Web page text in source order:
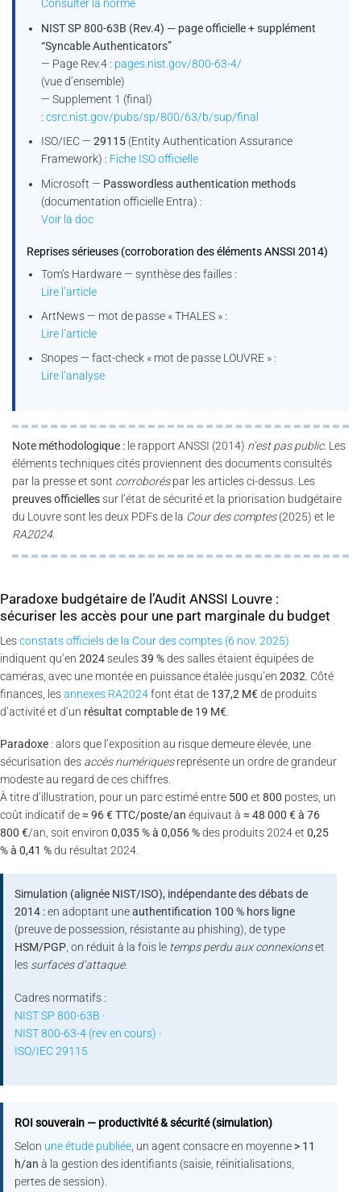
Consulter la norme
NIST SP 800-63B (Rev.4) — page officielle + supplément
“Syncable Authenticators”
— Page Rev.4 : pages.nist.gov/800-63-4/
(vue d’ensemble)
— Supplement 1 (final)
:csrc.nist.gov/pubs/sp/800/63/b/sup/final
ISO/IEC —29115 (Entity Authentication Assurance
Framework) : Fiche ISO officielle
Microsoft — Passwordless authentication methods
(documentation officielle Entra) :
Voir la doc
Reprises sérieuses (corroboration des éléments ANSSI 2014)
Tom’s Hardware — synthèse des failles :
Lire l’article
ArtNews — mot de passe « THALES » :
Lire l’article
Snopes — fact-check « mot de passe LOUVRE » :
Lire l’analyse
Note méthodologique : le rapport ANSSI (2014) n’est pas public. Les
éléments techniques cités proviennent des documents consultés
par la presse et sont corroboréspar les articles ci-dessus. Les
preuves officiellessur l’état de sécurité et la priorisation budgétaire
du Louvre sont les deux PDFs de la Cour des comptes(2025) et le
RA2024.
Paradoxe budgétaire de l’Audit ANSSI Louvre :
sécuriser les accès pour une part marginale du budget
Lesconstats officiels de la Cour des comptes (6 nov. 2025)
indiquent qu’en 2024seules39 %des salles étaient équipées de
caméras, avec une montée en puissance étalée jusqu’en 2032 . Côté
finances, lesannexes RA2024font état de 137,2 M€de produits
d’activité et d’un résultat comptable de 19 M€
Paradoxe : alors que l’exposition au risque demeure élevée, une
sécurisation des accès numériquesreprésente un ordre de grandeur
modeste au regard de ces chiffres.
À titre d’illustration, pour un parc estimé entre 500 et 800 postes, un
coût indicatif de≈ 96 € TTC/poste/an équivaut à ≈ 48 000 € à 76
800 €/an, soit environ 0,035 % à 0,056 %des produits 2024 et 0,25
% à 0,41 %du résultat 2024.
Simulation (alignée NIST/ISO), indépendante des débats de
2014 :en adoptant uneauthentification 100 % hors ligne
(preuve de possession, résistante au phishing), de type
HSM/PGP, on réduit à la fois le temps perdu aux connexionset
les surfaces d’attaque.
Cadres normatifs :
NIST SP 800-63B ·
NIST 800-63-4 (rev en cours) ·
ISO/IEC 29115
ROI souverain — productivité & sécurité (simulation)
Selon une étude publiée, un agent consacre en moyenne > 11
h/an à la gestion des identifiants (saisie, réinitialisations,
pertes de session).